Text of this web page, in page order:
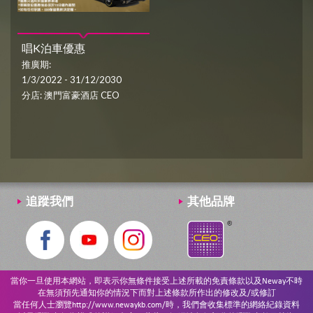
唱K泊車優惠
推廣期:
1/3/2022 - 31/12/2030
分店: 澳門富豪酒店 CEO
追蹤我們 其他品牌
當你一旦使用本網站，即表示你無條件接受上述所載的免責條款以及Neway不時
在無須預先通知你的情況下而對上述條款所作出的修改及/或修訂
當任何人士瀏覽http://www.newaykb.com/時，我們會收集標準的網絡紀錄資料